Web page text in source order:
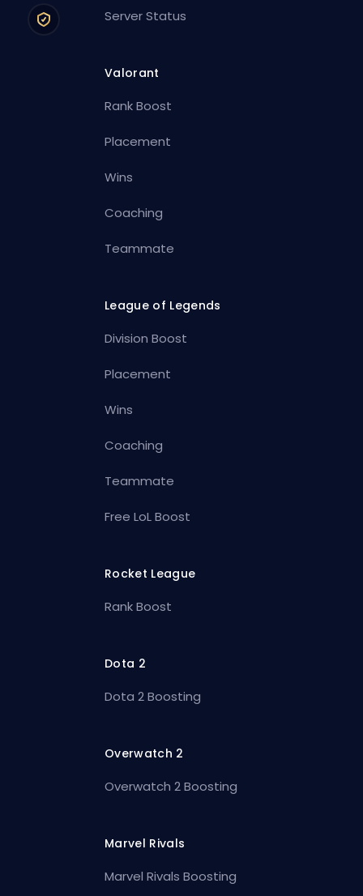
Server Status
Valorant
Rank Boost
Placement
Wins
Coaching
Teammate
League of Legends
Division Boost
Placement
Wins
Coaching
Teammate
Free LoL Boost
Rocket League
Rank Boost
Dota 2
Dota 2 Boosting
Overwatch 2
Overwatch 2 Boosting
Marvel Rivals
Marvel Rivals Boosting